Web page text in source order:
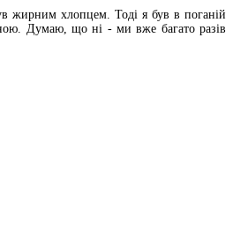
жирним хлопцем. Тоді я був в поганій
Думаю, що ні - ми вже багато разів